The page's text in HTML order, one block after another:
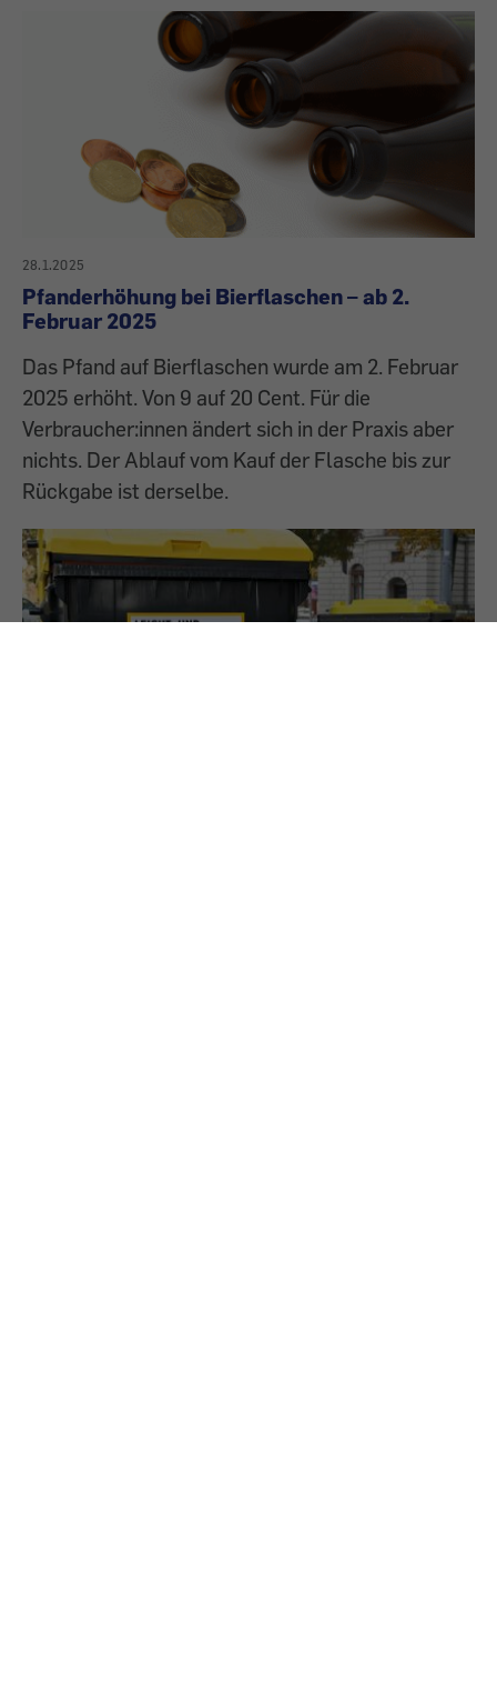
28.1.2025
Pfanderhöhung bei Bierflaschen – ab 2.
Februar 2025
Das Pfand auf Bierflaschen wurde am 2. Februar
2025 erhöht. Von 9 auf 20 Cent. Für die
Verbraucher:innen ändert sich in der Praxis aber
nichts. Der Ablauf vom Kauf der Flasche bis zur
Rückgabe ist derselbe.